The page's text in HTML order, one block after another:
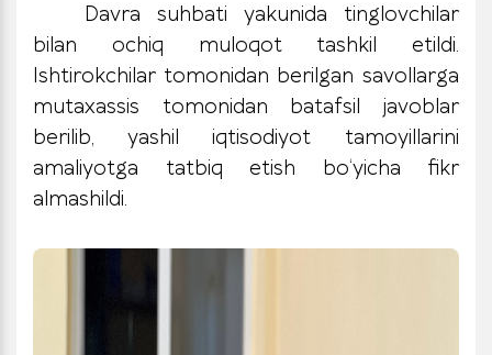
Davra suhbati yakunida tinglovchilar
bilan ochiq muloqot tashkil etildi.
Ishtirokchilar tomonidan berilgan savollarga
mutaxassis tomonidan batafsil javoblar
berilib, yashil iqtisodiyot tamoyillarini
amaliyotga tatbiq etish bo‘yicha fikr
almashildi.